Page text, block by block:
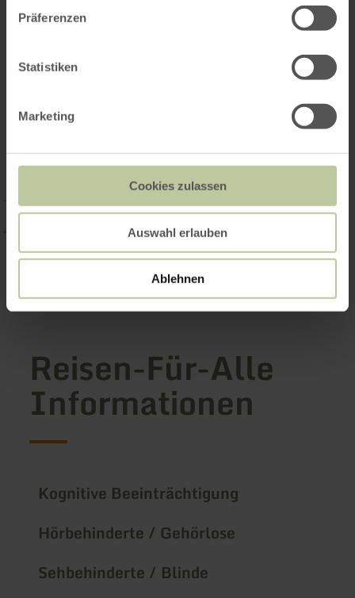
Präferenzen
Statistiken
Marketing
Cookies zulassen
Auswahl erlauben
Ablehnen
Galerie öffnen
Reisen-Für-Alle
Informationen
Kognitive Beeinträchtigung
Hörbehinderte / Gehörlose
Sehbehinderte / Blinde